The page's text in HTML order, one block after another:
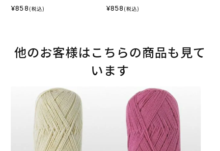
¥858 (税込) ¥858 (税込)
他のお客様はこちらの商品も見て
います